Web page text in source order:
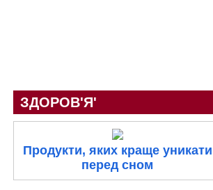
ЗДОРОВ'Я'
Продукти, яких краще уникати
перед сном